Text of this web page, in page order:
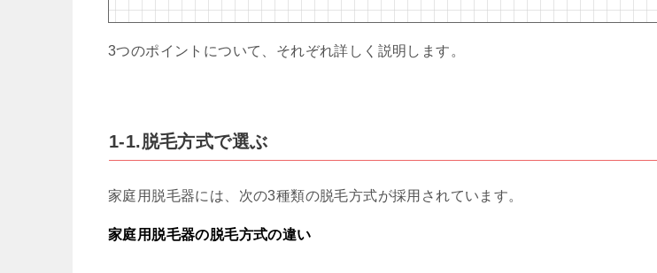
3つのポイントについて、それぞれ詳しく説明します。
1-1.脱毛方式で選ぶ
家庭用脱毛器には、次の3種類の脱毛方式が採用されています。
家庭用脱毛器の脱毛方式の違い